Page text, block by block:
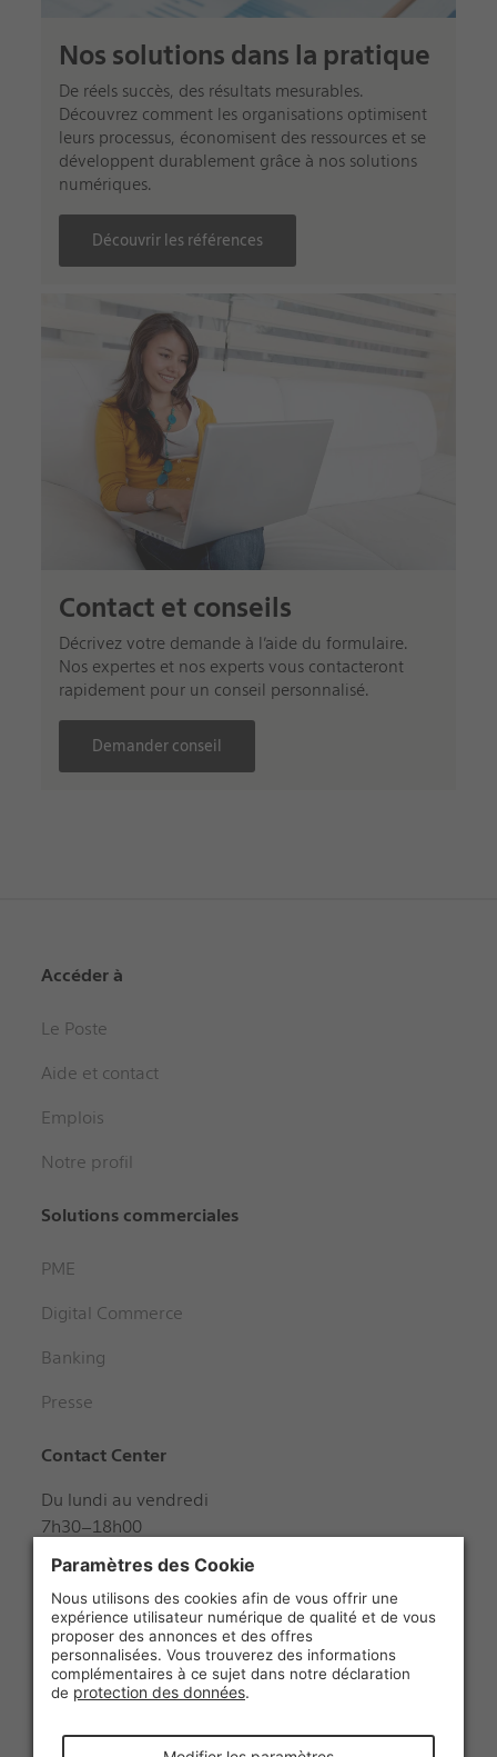
Nos solutions dans la pratique
De réels succès, des résultats mesurables.
Découvrez comment les organisations optimisent
leurs processus, économisent des ressources et se
développent durablement grâce à nos solutions
numériques.
Découvrir les références
Contact et conseils
Décrivez votre demande à l’aide du formulaire.
Nos expertes et nos experts vous contacteront
rapidement pour un conseil personnalisé.
Demander conseil
Accéder à
Le Poste
Aide et contact
Emplois
Notre profil
Solutions commerciales
PME
Digital Commerce
Banking
Presse
Contact Center
Du lundi au vendredi
7h30–18h00
Samedi
8h00–12h00
+41 848 888 888
Suivez-nous